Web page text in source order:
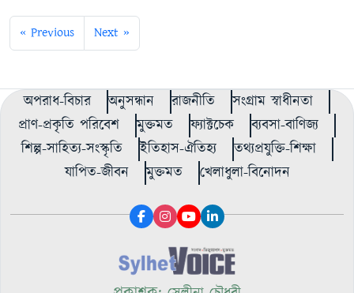
« Previous Next »
অপরাধ-বিচার অনুসন্ধান রাজনীতি
সংগ্রাম স্বাধীনতা
প্রাণ-প্রকৃতি পরিবেশ
মুক্তমত ফ্যাক্টচেক
ব্যবসা-বাণিজ্য
শিল্প-সাহিত্য-সংস্কৃতি
ইতিহাস-ঐতিহ্য
তথ্যপ্রযুক্তি-শিক্ষা
যাপিত-জীবন
মুক্তমত খেলাধুলা-বিনোদন